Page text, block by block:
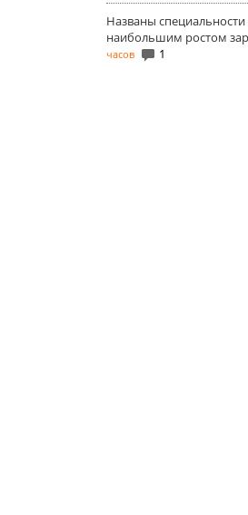
Названы специальности
наибольшим ростом
часов
1